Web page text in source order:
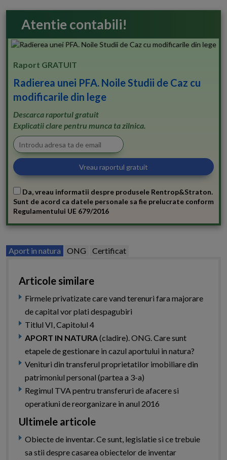
Atentie contabili!
Raport GRATUIT
Radierea unei PFA. Noile Studii de Caz cu
modificarile din lege
Descarca raportul gratuit
Explicatii clare pentru munca ta zilnica.
Da, vreau informatii despre produsele Rentrop&Straton.
Sunt de acord ca datele personale sa fie prelucrate conform
Regulamentului UE 679/2016
Aport in natura ONG Certificat
Articole similare
Firmele privatizate care vand terenuri fara majorare
de capital vor plati despagubiri
Titlul VI, Capitolul 4
APORT IN NATURA(cladire). ONG. Care sunt
etapele de gestionare in cazul aportului in natura?
Venituri din transferul proprietatilor imobiliare din
patrimoniul personal (partea a 3-a)
Regimul TVA pentru transferuri de afacere si
operatiuni de reorganizare in anul 2016
Ultimele articole
Obiecte de inventar. Ce sunt, legislatie si ce trebuie
sa stii despre casarea obiectelor de inventar